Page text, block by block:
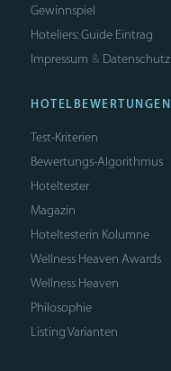
Gewinnspiel
Hoteliers: Guide Eintrag
Impressum & Datenschutz
HOTELBEWERTUNGEN
Test-Kriterien
Bewertungs-Algorithmus
Hoteltester
Magazin
Hoteltesterin Kolumne
Wellness Heaven Awards
Wellness Heaven
Philosophie
Listing Varianten